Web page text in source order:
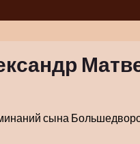
сына